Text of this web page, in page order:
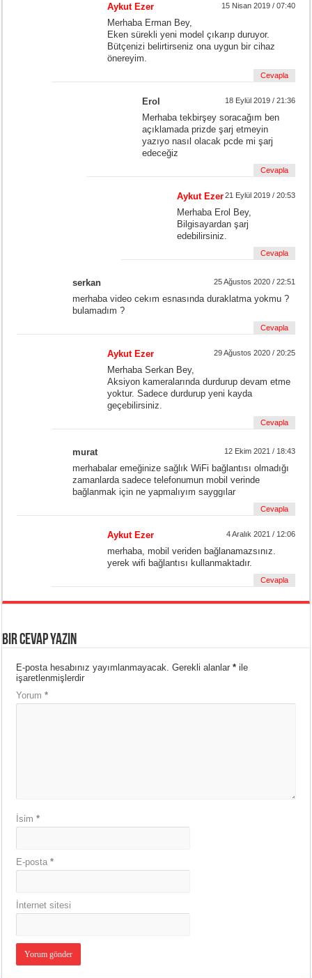
Aykut Ezer 15 Nisan 2019 / 07:40
Merhaba Erman Bey,
Eken sürekli yeni model çıkarıp duruyor.
Bütçenizi belirtirseniz ona uygun bir cihaz
önereyim.
Cevapla
Erol 18 Eylül 2019 / 21:36
Merhaba tekbirşey soracağım ben
açıklamada prizde şarj etmeyin
yazıyo nasıl olacak pcde mi şarj
edeceğiz
Cevapla
Aykut Ezer21 Eylül 2019 / 20:53
Merhaba Erol Bey,
Bilgisayardan şarj
edebilirsiniz.
Cevapla
serkan 25 Ağustos 2020 / 22:51
merhaba video cekım esnasında duraklatma yokmu ?
bulamadım ?
Cevapla
Aykut Ezer 29 Ağustos 2020 / 20:25
Merhaba Serkan Bey,
Aksiyon kameralarında durdurup devam etme
yoktur. Sadece durdurup yeni kayda
geçebilirsiniz.
Cevapla
murat 12 Ekim 2021 / 18:43
merhabalar emeğinize sağlık WiFi bağlantısı olmadığı
zamanlarda sadece telefonumun mobil verinde
bağlanmak için ne yapmalıyım sayggılar
Cevapla
Aykut Ezer 4 Aralık 2021 / 12:06
merhaba, mobil veriden bağlanamazsınız.
yerek wifi bağlantısı kullanmaktadır.
Cevapla
Bir cevap yazın
E-posta hesabınız yayımlanmayacak. Gerekli alanlar* ile
işaretlenmişlerdir
Yorum*
İsim*
E-posta*
İnternet sitesi